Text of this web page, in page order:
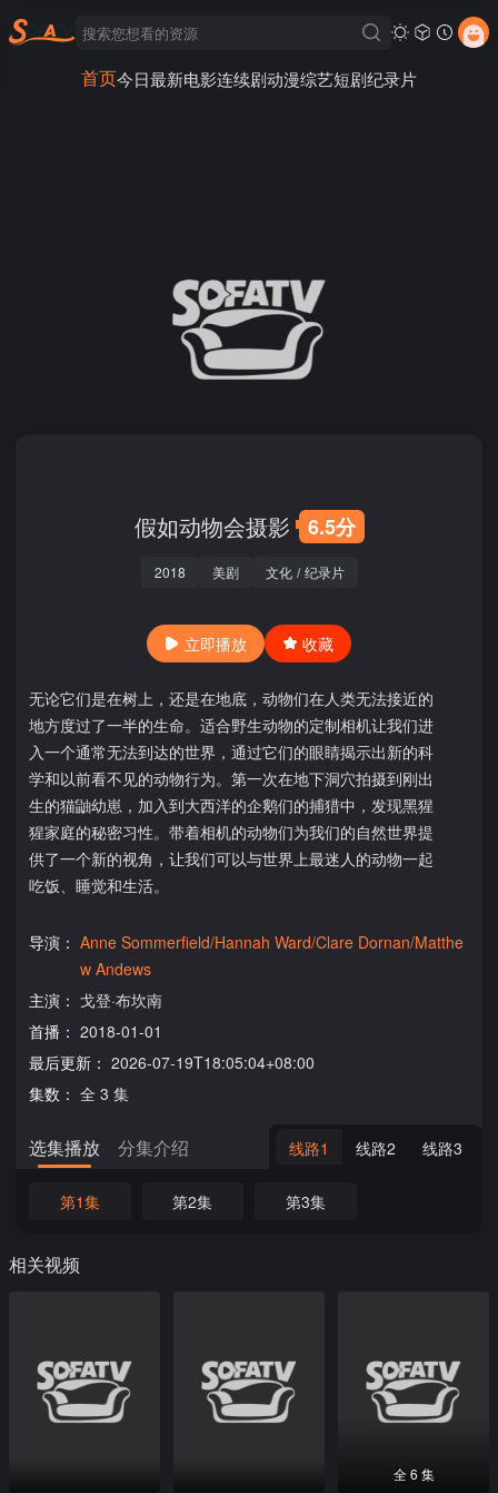
首页今日最新电影连续剧动漫综艺短剧纪录片
假如动物会摄影 6.5分
2018 美剧 文化 / 纪录片
立即播放 收藏
无论它们是在树上，还是在地底，动物们在人类无法接近的
地方度过了一半的生命。适合野生动物的定制相机让我们进
入一个通常无法到达的世界，通过它们的眼睛揭示出新的科
学和以前看不见的动物行为。第一次在地下洞穴拍摄到刚出
生的猫鼬幼崽，加入到大西洋的企鹅们的捕猎中，发现黑猩
猩家庭的秘密习性。带着相机的动物们为我们的自然世界提
供了一个新的视角，让我们可以与世界上最迷人的动物一起
吃饭、睡觉和生活。
导演： Anne Sommerfield/Hannah Ward/Clare Dornan/Matthe
w Andews
主演： 戈登·布坎南
首播： 2018-01-01
最后更新： 2026-07-19T18:05:04+08:00
集数： 全 3 集
选集播放 分集介绍 线路1 线路2 线路3
第1集 第2集 第3集
相关视频
全 6 集